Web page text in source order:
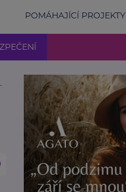
POMÁHAJÍCÍ PROJEKTY